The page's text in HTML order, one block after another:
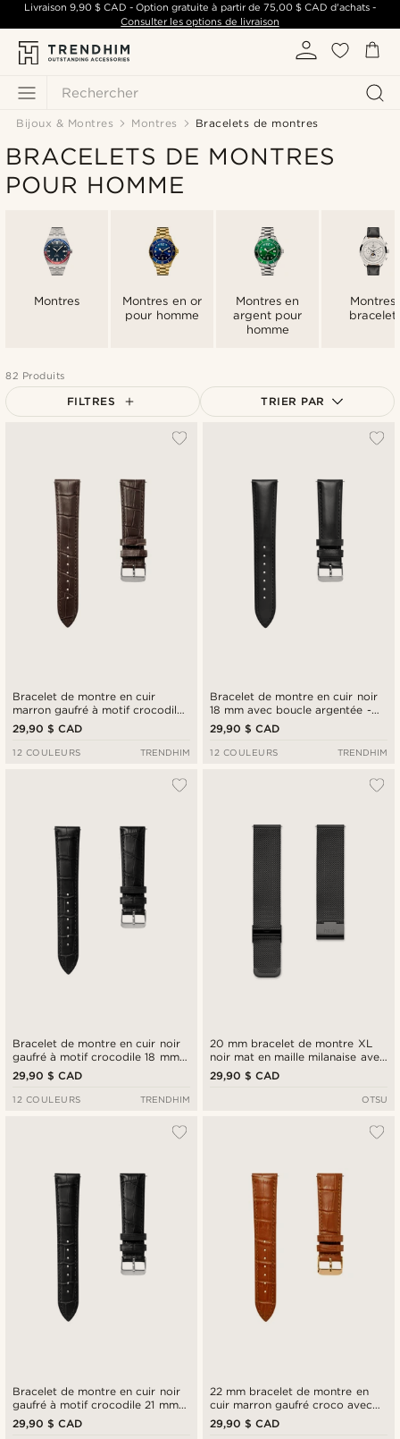
Rechercher
Livraison 9,90 $ CAD - Option gratuite à partir de 75,00 $ CAD d'achats -
Consulter les options de livraison
Bijoux & Montres Montres Bracelets de montres
BRACELETS DE MONTRES
POUR HOMME
Montres
Montres en or
pour homme
Montres en
argent pour
homme
Montres
bracelet
82 Produits
FILTRES TRIER PAR
Prix croissant
Prix décroissant
Bracelet de montre en cuir
marron gaufré à motif crocodile
18 mm avec boucle argentée -
Attache rapide
29,90 $ CAD
12 COULEURS TRENDHIM
Bracelet de montre en cuir noir
18 mm avec boucle argentée -
Attache rapide
29,90 $ CAD
12 COULEURS TRENDHIM
Bracelet de montre en cuir noir
gaufré à motif crocodile 18 mm
avec boucle argentée - Attache
rapide
29,90 $ CAD
12 COULEURS TRENDHIM
20 mm bracelet de montre XL
noir mat en maille milanaise avec
barrettes à dégagement rapide
29,90 $ CAD
OTSU
Bracelet de montre en cuir noir
gaufré à motif crocodile 21 mm
avec boucle argentée - Attache
rapide
29,90 $ CAD
22 mm bracelet de montre en
cuir marron gaufré croco avec
boucle couleur or rose et
barrettes à dégagement rapide
29,90 $ CAD